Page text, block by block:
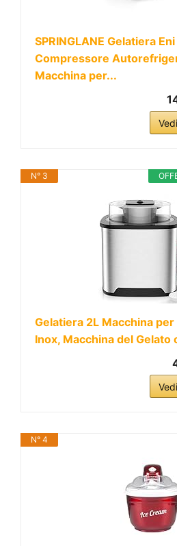
SPRINGLANE Gelatiera
Compressore
Macchina per...
N° 3
Gelatiera 2L Macchina
Inox, Macchina del Gelato
N° 4